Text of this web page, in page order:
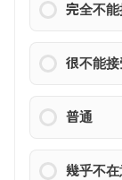
完全不
很不能
普通
幾乎不